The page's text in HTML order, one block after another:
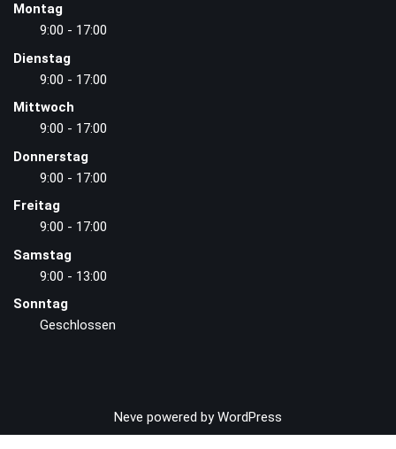
Montag
9:00 - 17:00
Dienstag
9:00 - 17:00
Mittwoch
9:00 - 17:00
Donnerstag
9:00 - 17:00
Freitag
9:00 - 17:00
Samstag
9:00 - 13:00
Sonntag
Geschlossen
Neve powered byWordPress